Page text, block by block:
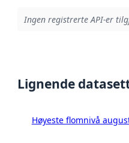
Ingen registrerte API-er
Lignende
Høyeste flomnivå